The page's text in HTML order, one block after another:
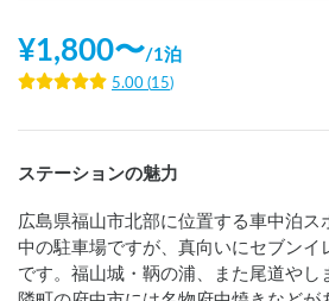
¥1,800〜/1泊
5.00 (15)
ステーションの魅力
広島県福山市北部に位置する車中泊ス
中の駐車場ですが、真向いにセブンイ
です。福山城・鞆の浦、また尾道やし